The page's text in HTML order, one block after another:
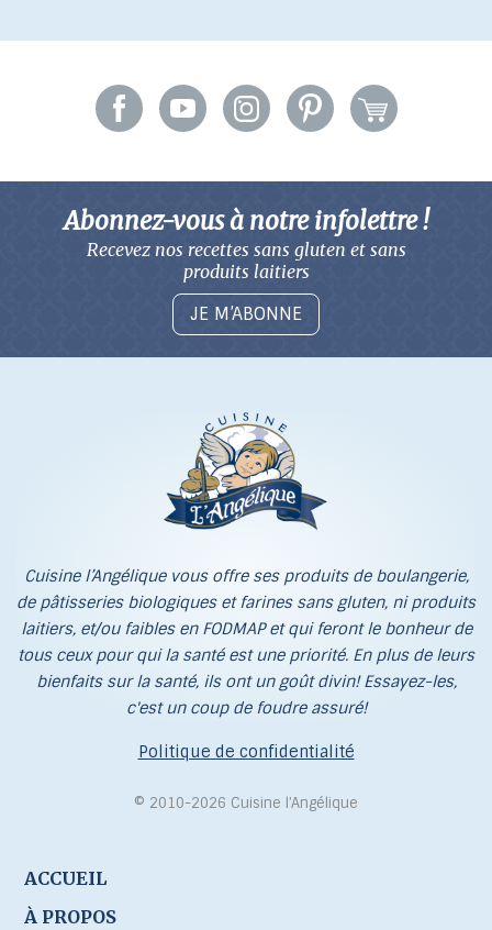
Abonnez-vous à notre infolettre !
Recevez nos recettes sans gluten et sans
produits laitiers
JE M’ABONNE
Cuisine l’Angélique vous offre ses produits de boulangerie,
de pâtisseries biologiques et farines sans gluten, ni produits
laitiers, et/ou faibles en FODMAP et qui feront le bonheur de
tous ceux pour qui la santé est une priorité. En plus de leurs
bienfaits sur la santé, ils ont un goût divin! Essayez-les,
c'est un coup de foudre assuré!
Politique de confidentialité
© 2010-2026 Cuisine l’Angélique
ACCUEIL
À PROPOS